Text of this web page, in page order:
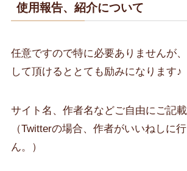
使用報告、紹介について
任意ですので特に必要ありませんが
して頂けるととても励みになります♪
サイト名、作者名などご自由にご記載
（Twitterの場合、作者がいいねしに
ん。）